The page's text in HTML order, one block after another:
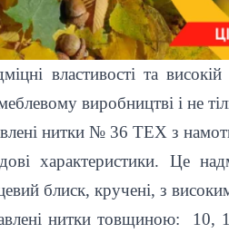
властивості та
виробництві і не
нитки № 36 TEX з
характеристики. Це
блиск, кручені, з високим
нитки товщиною:
10,